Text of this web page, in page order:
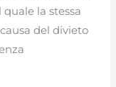
quale la stessa
del divieto